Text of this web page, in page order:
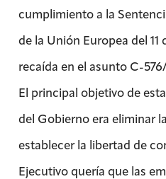
cumplimiento a la
de la Unión Europea del 11
recaída en el asunto C-
El principal objetivo de
del Gobierno era eliminar
establecer la libertad de
Ejecutivo quería que las